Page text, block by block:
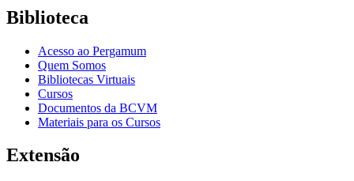
Biblioteca
Acesso ao Pergamum
Quem Somos
Bibliotecas Virtuais
Cursos
Documentos da BCVM
Materiais para os Cursos
Extensão